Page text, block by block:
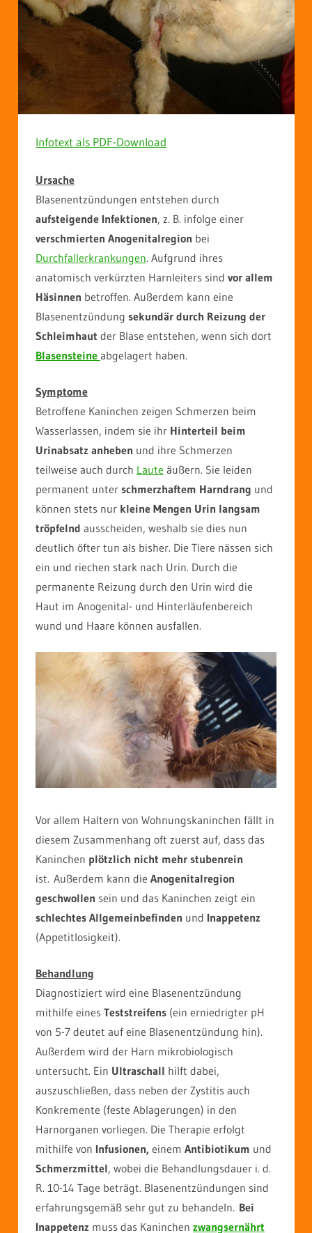
Infotext als PDF-Download
Ursache
Blasenentzündungen entstehen durch
aufsteigende Infektionen, z. B. infolge einer
verschmierten Anogenitalregion bei
Durchfallerkrankungen. Aufgrund ihres
anatomisch verkürzten Harnleiters sind vor allem
Häsinnen betroffen. Außerdem kann eine
Blasenentzündung sekundär durch Reizung der
Schleimhaut der Blase entstehen, wenn sich dort
Blasensteine abgelagert haben.
Symptome
Betroffene Kaninchen zeigen Schmerzen beim
Wasserlassen, indem sie ihr Hinterteil beim
Urinabsatz anheben und ihre Schmerzen
teilweise auch durch Laute äußern. Sie leiden
permanent unter schmerzhaftem Harndrang und
können stets nur kleine Mengen Urin langsam
tröpfelnd ausscheiden, weshalb sie dies nun
deutlich öfter tun als bisher. Die Tiere nässen sich
ein und riechen stark nach Urin. Durch die
permanente Reizung durch den Urin wird die
Haut im Anogenital- und Hinterläufenbereich
wund und Haare können ausfallen.
Vor allem Haltern von Wohnungskaninchen fällt in
diesem Zusammenhang oft zuerst auf, dass das
Kaninchen plötzlich nicht mehr stubenrein
ist. Außerdem kann die Anogenitalregion
geschwollen sein und das Kaninchen zeigt ein
schlechtes Allgemeinbefinden und Inappetenz
(Appetitlosigkeit).
Behandlung
Diagnostiziert wird eine Blasenentzündung
mithilfe eines Teststreifens (ein erniedrigter pH
von 5-7 deutet auf eine Blasenentzündung hin).
Außerdem wird der Harn mikrobiologisch
untersucht. Ein Ultraschall hilft dabei,
auszuschließen, dass neben der Zystitis auch
Konkremente (feste Ablagerungen) in den
Harnorganen vorliegen. Die Therapie erfolgt
mithilfe von Infusionen, einem Antibiotikum und
Schmerzmittel, wobei die Behandlungsdauer i. d.
R. 10-14 Tage beträgt. Blasenentzündungen sind
erfahrungsgemäß sehr gut zu behandeln. Bei
Inappetenz muss das Kaninchen zwangsernährt